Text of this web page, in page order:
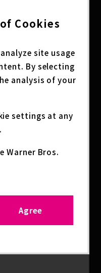
最大1日6回）投票可
更後に再度投票可
シュタグ「#JOJO
〜#39
Cookies
site usage
By selecting
analysis of your
settings at any
Warner Bros.
Agree